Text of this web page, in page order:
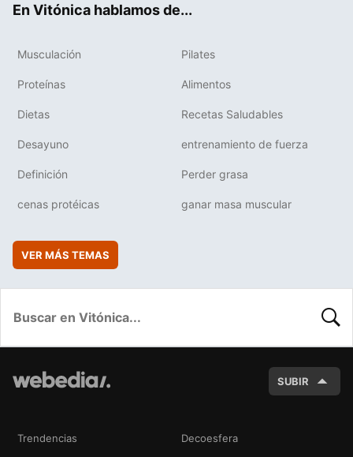
En Vitónica hablamos de...
Musculación Pilates
Proteínas Alimentos
Dietas Recetas Saludables
Desayuno entrenamiento de fuerza
Definición Perder grasa
cenas protéicas ganar masa muscular
VER MÁS TEMAS
SUBIR
Trendencias Decoesfera